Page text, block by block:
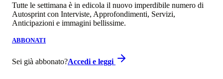
Tutte le settimana è in edicola il nuovo imperdibile numero di
Autosprint con Interviste, Approfondimenti, Servizi,
Anticipazioni e immagini bellissime.
ABBONATI
Sei già abbonato?Accedi e leggi